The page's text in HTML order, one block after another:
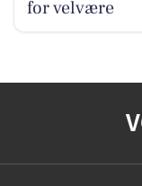
for velvære